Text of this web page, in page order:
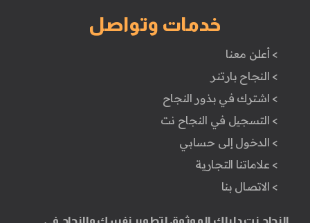
خدمات وتواصل
> أعلن معنا
> النجاح بارتنر
> اشترك في بذور النجاح
> التسجيل في النجاح نت
> الدخول إلى حسابي
> علاماتنا التجارية
> الاتصال بنا